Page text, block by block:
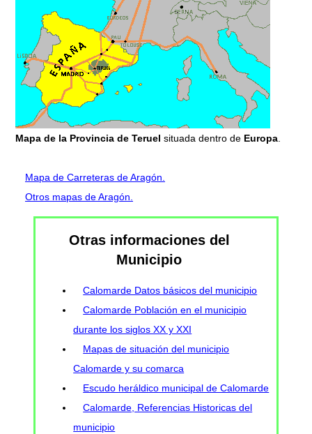
Mapa de la Provincia de Teruel situada dentro de Europa.
Mapa de Carreteras de Aragón.
Otros mapas de Aragón.
Otras informaciones del
Municipio
Calomarde Datos básicos del municipio
Calomarde Población en el municipio
durante los siglos XX y XXI
Mapas de situación del municipio
Calomarde y su comarca
Escudo heráldico municipal de Calomarde
Calomarde, Referencias Historicas del
municipio